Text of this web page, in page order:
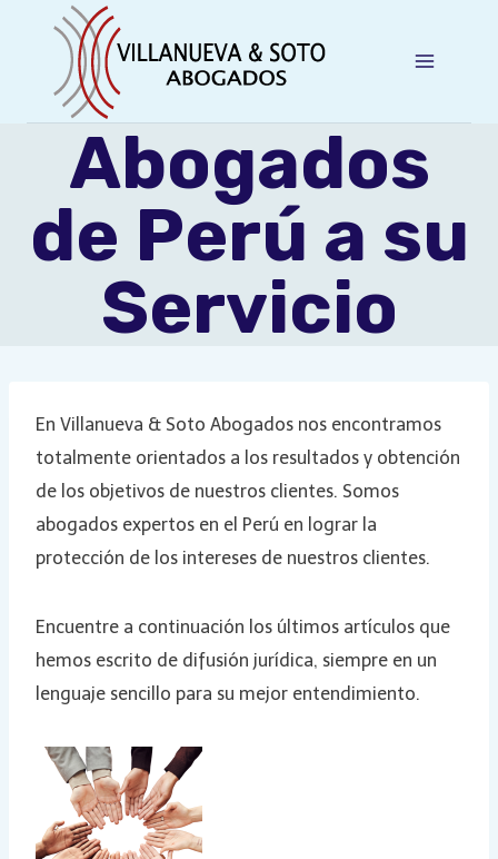
contenido
Abogados
de Perú a su
Servicio
En Villanueva & Soto Abogados nos encontramos
totalmente orientados a los resultados y obtención
de los objetivos de nuestros clientes. Somos
abogados expertos en el Perú en lograr la
protección de los intereses de nuestros clientes.
Encuentre a continuación los últimos artículos que
hemos escrito de difusión jurídica, siempre en un
lenguaje sencillo para su mejor entendimiento.